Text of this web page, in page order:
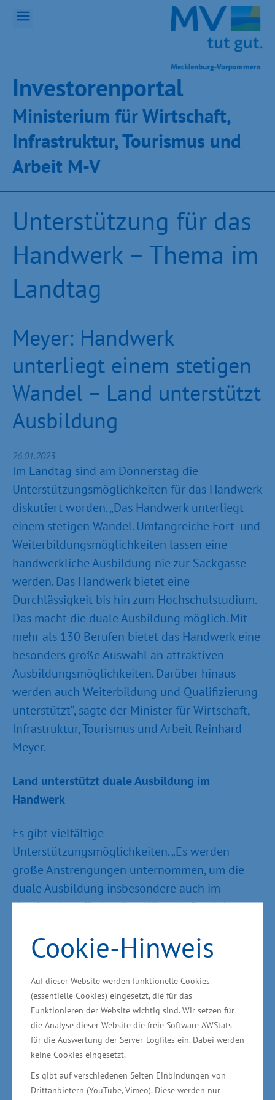
Cookie-Hinweis
Auf dieser Website werden funktionelle Cookies
(essentielle Cookies) eingesetzt, die für das
Funktionieren der Website wichtig sind. Wir setzen für
die Analyse dieser Website die freie Software AWStats
für die Auswertung der Server-Logfiles ein. Dabei werden
keine Cookies eingesetzt.
Es gibt auf verschiedenen Seiten Einbindungen von
Drittanbietern (YouTube, Vimeo). Diese werden nur
Inves­toren­por­tal
Ministeri­um für Wirt­schaft,
Infra­struk­tur, Tou­ris­mus und
Ar­beit M-V
Unterstützung für das
Handwerk – Thema im
Landtag
Meyer: Handwerk
unterliegt einem stetigen
Wandel – Land unterstützt
Ausbildung
26.01.2023
Im Landtag sind am Donnerstag die
Unterstützungsmöglichkeiten für das Handwerk
diskutiert worden. „Das Handwerk unterliegt
einem stetigen Wandel. Umfangreiche Fort- und
Weiterbildungsmöglichkeiten lassen eine
handwerkliche Ausbildung nie zur Sackgasse
werden. Das Handwerk bietet eine
Durchlässigkeit bis hin zum Hochschulstudium.
Das macht die duale Ausbildung möglich. Mit
mehr als 130 Berufen bietet das Handwerk eine
besonders große Auswahl an attraktiven
Ausbildungsmöglichkeiten. Darüber hinaus
werden auch Weiterbildung und Qualifizierung
unterstützt“, sagte der Minister für Wirtschaft,
Infrastruktur, Tourismus und Arbeit Reinhard
Meyer.
Land unterstützt duale Ausbildung im
Handwerk
Es gibt vielfältige
Unterstützungsmöglichkeiten. „Es werden
große Anstrengungen unternommen, um die
duale Ausbildung insbesondere auch im
Handwerk zu fördern“, so Wirtschaftsminister
unter anderem die Überbetriebliche
Lehrlingsunterweisung (ÜLU) im Handwerk zur
Stärkung der Ausbildungsqualität im dualen
System der beruflichen Bildung;
Fahrtkostenzuschüsse bei auswärtiger
Unterkunft; das Azubi-Ticket, um möglichst
preiswert den Ausbildungsort zu erreichen oder
auch die Nachfolgezentrale zur Unterstützung
des Generationenwechsels.